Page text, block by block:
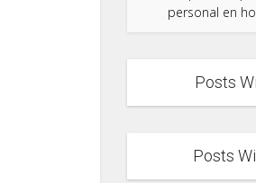
personal en
Posts
Posts